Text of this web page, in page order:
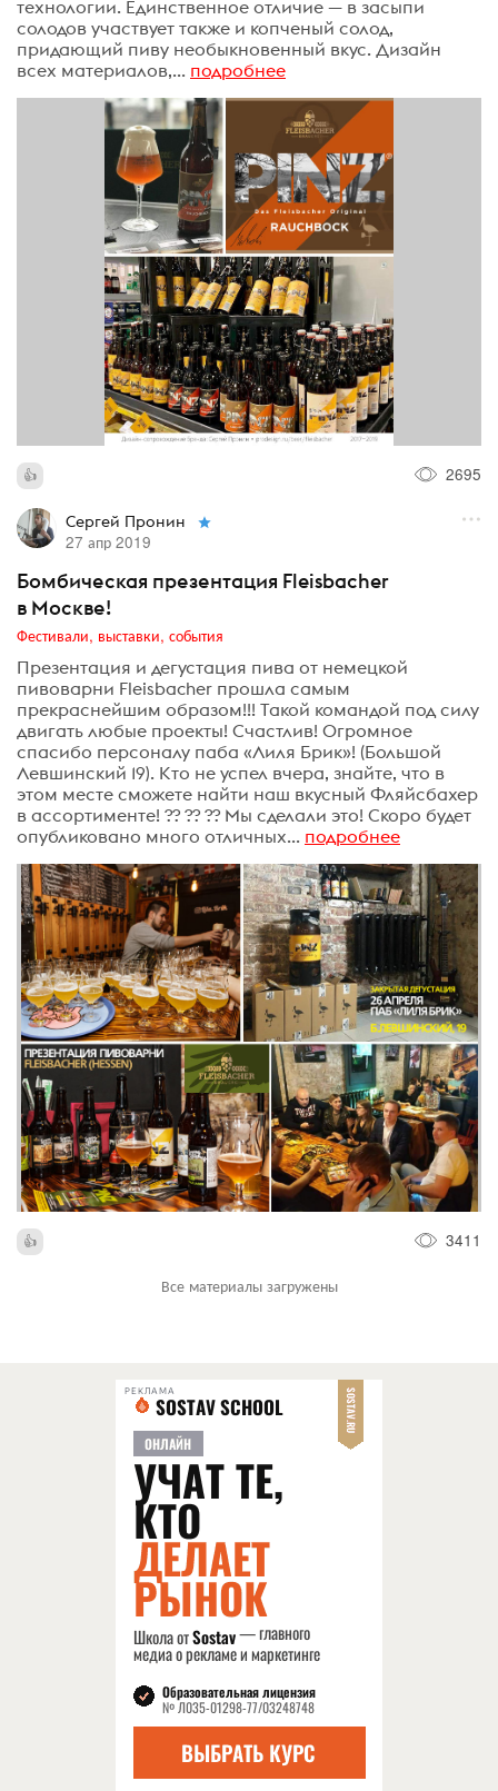
технологии. Единственное отличие — в засыпи
солодов участвует также и копченый солод,
придающий пиву необыкновенный вкус. Дизайн
всех материалов,... подробнее
2695
Сергей Пронин
27 апр 2019
Бомбическая презентация Fleisbaсher
в Москве!
Фестивали, выставки, события
Презентация и дегустация пива от немецкой
пивоварни Fleisbacher прошла самым
прекраснейшим образом!!! Такой командой под силу
двигать любые проекты! Счастлив! Огромное
спасибо персоналу паба «Лиля Брик»! (Большой
Левшинский 19). Кто не успел вчера, знайте, что в
этом месте сможете найти наш вкусный Фляйсбахер
в ассортименте! ?? ?? ?? Мы сделали это! Скоро будет
опубликовано много отличных... подробнее
3411
Все материалы загружены
РЕКЛАМА